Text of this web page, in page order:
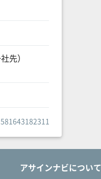
先）
アサインナビについて